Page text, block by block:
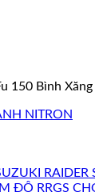
150 Bình Xăng
NITRON